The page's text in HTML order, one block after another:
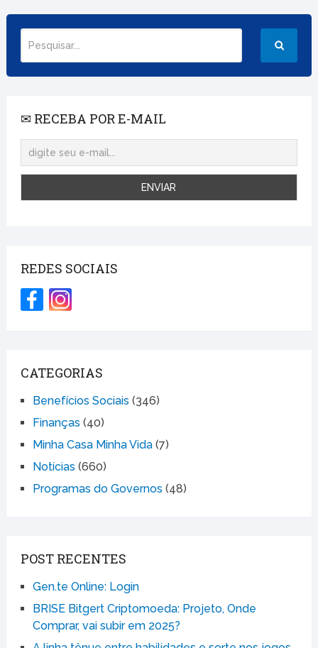
✉ RECEBA POR E-MAIL
REDES SOCIAIS
CATEGORIAS
Benefícios Sociais (346)
Finanças (40)
Minha Casa Minha Vida(7)
Notícias (660)
Programas do Governos (48)
POST RECENTES
Gen.te Online: Login
BRISE Bitgert Criptomoeda: Projeto, Onde
Comprar, vai subir em 2025?